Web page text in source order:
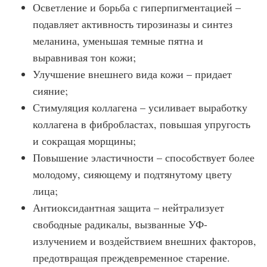
Осветление и борьба с гиперпигментацией –
подавляет активность тирозиназы и синтез
меланина, уменьшая темные пятна и
выравнивая тон кожи;
Улучшение внешнего вида кожи – придает
сияние;
Стимуляция коллагена – усиливает выработку
коллагена в фибробластах, повышая упругость
и сокращая морщины;
Повышение эластичности – способствует более
молодому, сияющему и подтянутому цвету
лица;
Антиоксидантная защита – нейтрализует
свободные радикалы, вызванные УФ-
излучением и воздействием внешних факторов,
предотвращая преждевременное старение.